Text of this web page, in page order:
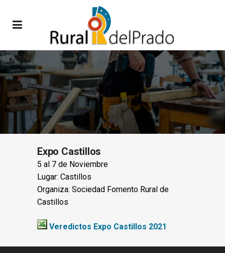
Expo Castillos
5 al 7 de Noviembre
Lugar: Castillos
Organiza: Sociedad Fomento Rural de
Castillos
Veredictos Expo Castillos 2021